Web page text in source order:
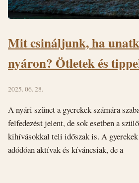
Mit csináljunk, ha
nyáron? Ötletek és
2025. 06. 28.
A nyári szünet a gyerekek számára
felfedezést jelent, de sok esetben a
kihívásokkal teli időszak is. A
adódóan aktívak és kíváncsiak, de a